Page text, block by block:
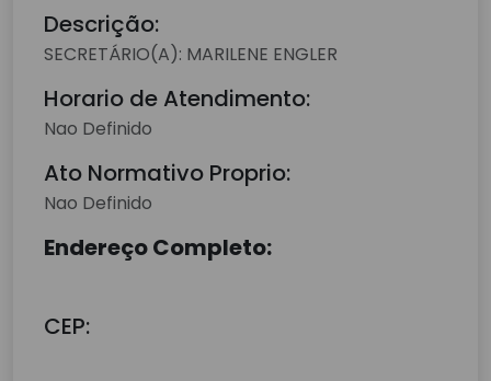
Descrição:
SECRETÁRIO(A): MARILENE ENGLER
Horario de Atendimento:
Nao Definido
Ato Normativo Proprio:
Nao Definido
Endereço Completo:
CEP: